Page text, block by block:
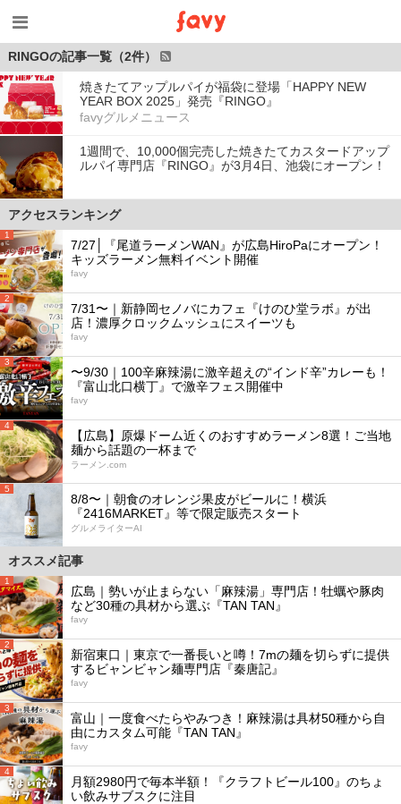
RINGOの記事一覧（2件）
焼きたてアップルパイが福袋に登場「HAPPY NEW
YEAR BOX 2025」発売『RINGO』
favyグルメニュース
1週間で、10,000個完売した焼きたてカスタードアップ
ルパイ専門店『RINGO』が3月4日、池袋にオープン！
アクセスランキング
1
7/27│『尾道ラーメンWAN』が広島HiroPaにオープン！
キッズラーメン無料イベント開催
favy
2
7/31〜｜新静岡セノバにカフェ『けのひ堂ラボ』が出
店！濃厚クロックムッシュにスイーツも
favy
3
〜9/30｜100辛麻辣湯に激辛超えの“インド辛”カレーも！
『富山北口横丁』で激辛フェス開催中
favy
4
【広島】原爆ドーム近くのおすすめラーメン8選！ご当地
麺から話題の一杯まで
ラーメン.com
5
8/8〜｜朝食のオレンジ果皮がビールに！横浜
『2416MARKET』等で限定販売スタート
グルメライターAI
オススメ記事
1
広島｜勢いが止まらない「麻辣湯」専門店！牡蠣や豚肉
など30種の具材から選ぶ『TAN TAN』
favy
2
新宿東口｜東京で一番長いと噂！7mの麺を切らずに提供
するビャンビャン麺専門店『秦唐記』
favy
3
富山｜一度食べたらやみつき！麻辣湯は具材50種から自
由にカスタム可能『TAN TAN』
favy
4
月額2980円で毎本半額！『クラフトビール100』のちょ
い飲みサブスクに注目